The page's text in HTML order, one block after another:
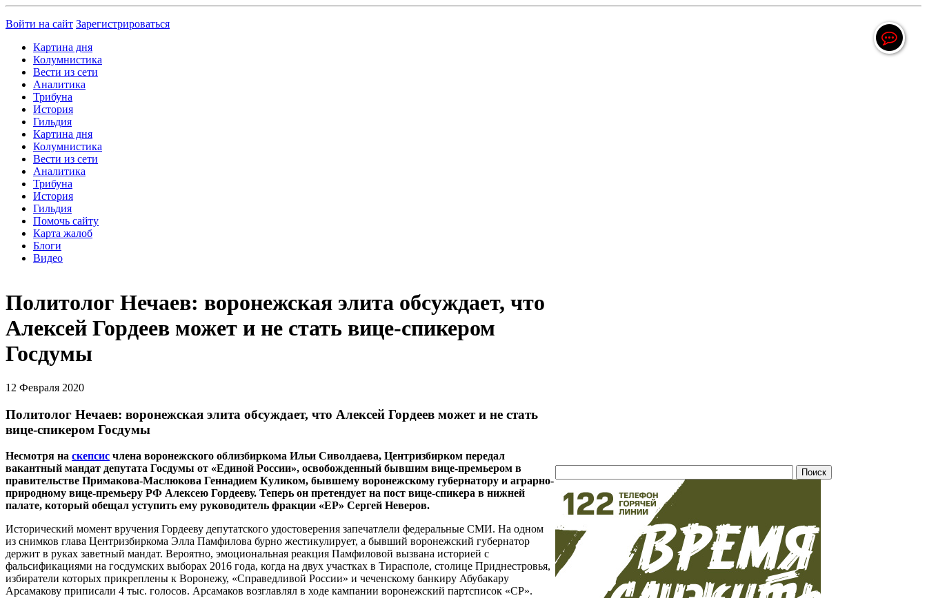
Войти на сайт Зарегистрироваться
Картина дня
Колумнистика
Вести из сети
Аналитика
Трибуна
История
Гильдия
Картина дня
Колумнистика
Вести из сети
Аналитика
Трибуна
История
Гильдия
Помочь сайту
Карта жалоб
Блоги
Видео
Политолог Нечаев: воронежская элита обсуждает, что
Алексей Гордеев может и не стать вице-спикером
Госдумы
12 Февраля 2020
Политолог Нечаев: воронежская элита обсуждает, что Алексей Гордеев может и не стать
вице-спикером Госдумы
Несмотря на скепсис члена воронежского облизбиркома Ильи Сиволдаева, Центризбирком передал
вакантный мандат депутата Госдумы от «Единой России», освобожденный бывшим вице-премьером в
правительстве Примакова-Маслюкова Геннадием Куликом, бывшему воронежскому губернатору и аграрно-
природному вице-премьеру РФ Алексею Гордееву. Теперь он претендует на пост вице-спикера в нижней
палате, который обещал уступить ему руководитель фракции «ЕР» Сергей Неверов.
Исторический момент вручения Гордееву депутатского удостоверения запечатлели федеральные СМИ. На одном
из снимков глава Центризбиркома Элла Памфилова бурно жестикулирует, а бывший воронежский губернатор
держит в руках заветный мандат. Вероятно, эмоциональная реакция Памфиловой вызвана историей с
фальсификациями на госдумских выборах 2016 года, когда на двух участках в Тирасполе, столице Приднестровья,
избиратели которых прикреплены к Воронежу, «Справедливой России» и чеченскому банкиру Абубакару
Арсамакову приписали 4 тыс. голосов. Арсамаков возглавлял в ходе кампании воронежский партсписок «СР».